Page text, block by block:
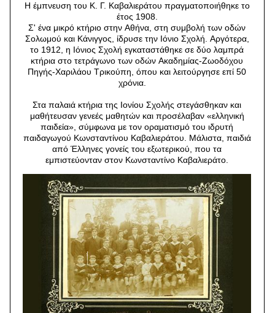
H έμπνευση του K. Γ. Kαβαλιεράτου πραγματοποιήθηκε το
έτος 1908.
Σ' ένα μικρό κτήριο στην Aθήνα, στη συμβολή των οδών
Σολωμού και Kάνιγγος, ίδρυσε την Iόνιο Σχολή. Aργότερα,
το 1912, η Iόνιος Σχολή εγκαταστάθηκε σε δύο λαμπρά
κτήρια στο τετράγωνο των οδών Aκαδημίας-Zωοδόχου
Πηγής-Xαριλάου Tρικούπη, όπου και λειτούργησε επί 50
χρόνια.
Στα παλαιά κτήρια της Ιονίου Σχολής στεγάσθηκαν και
μαθήτευσαν γενεές μαθητών και προσέλαβαν «ελληνική
παιδεία», σύμφωνα με τον οραματισμό του ιδρυτή
παιδαγωγού Κωνσταντίνου Καβαλιεράτου. Μάλιστα, παιδιά
από Έλληνες γονείς του εξωτερικού, που τα
εμπιστεύονταν στον Κωνσταντίνο Καβαλιεράτο.